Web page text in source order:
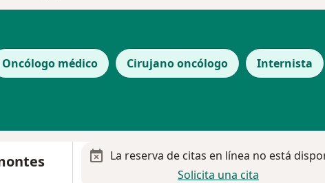
Oncólogo médico Cirujano oncólogo Internista
La reserva de citas en línea no está
Solicita una cita